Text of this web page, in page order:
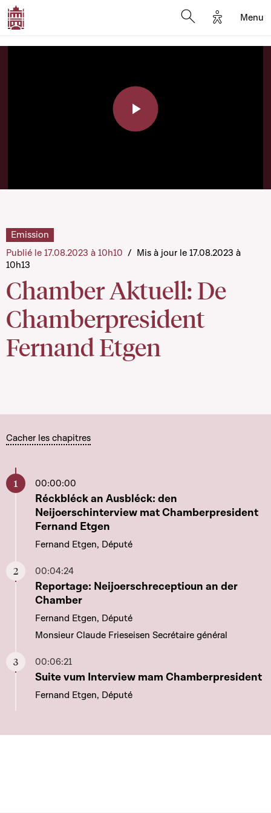
Options
Menu
Play
Chamber Aktuell: De
Chamberpresident
Fernand Etgen
Emission
Publié le 17.08.2023 à 10h10 / Mis à jour le 17.08.2023 à
10h13
Cacher les chapitres
00:00:00
Aller à ce chapitre
Réckbléck an Ausbléck: den
Neijoerschinterview mat Chamberpresident
Fernand Etgen
Fernand Etgen, Député
00:04:24
Aller à ce chapitre
Reportage: Neijoerschreceptioun an der
Chamber
Fernand Etgen, Député
Monsieur Claude Frieseisen Secrétaire général
00:06:21
Aller à ce chapitre
Suite vum Interview mam Chamberpresident
Fernand Etgen, Député